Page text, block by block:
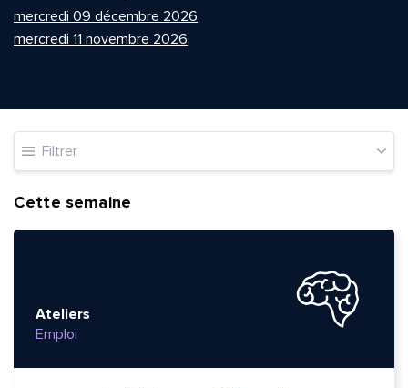
mercredi 09 décembre 2026
mercredi 11 novembre 2026
Filtrer
Cette semaine
Ateliers
Emploi